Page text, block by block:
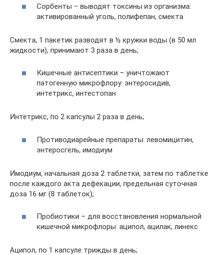
Сорбенты – выводят токсины из организма:
активированный уголь, полифепан, смекта
Смекта, 1 пакетик разводят в ½ кружки воды (в 50 мл
жидкости), принимают 3 раза в день;
Кишечные антисептики – уничтожают
патогенную микрофлору: энтеросидив,
интетрикс, интестопан
Интетрикс, по 2 капсулы 2 раза в день;
Противодиарейные препараты: левомицитин,
энтеросгель, имодиум
Имодиум, начальная доза 2 таблетки, затем по таблетке
после каждого акта дефекации, предельная суточная
доза 16 мг (8 таблеток);
Пробиотики – для восстановления нормальной
кишечной микрофлоры: аципол, ацилак, линекс
Аципол, по 1 капсуле трижды в день;